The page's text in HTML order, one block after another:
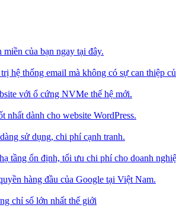
của bạn ngay tại đây.
hệ thống email mà không có sự can thiệp
với ổ cứng NVMe thế hệ mới.
nhất dành cho website WordPress.
sử dụng, chi phí cạnh tranh.
tầng ổn định, tối ưu chi phí cho doanh
hàng đầu của Google tại Việt Nam.
chỉ số lớn nhất thế giới